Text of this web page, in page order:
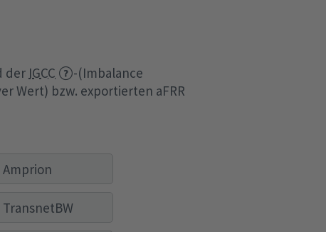
der IGCC
-(Imbalance
Wert) bzw. exportierten aFRR
Amprion
TransnetBW